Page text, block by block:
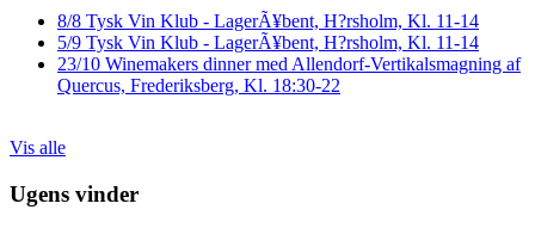
8/8 Tysk Vin Klub - LagerÃ¥bent, H?rsholm, Kl. 11-14
5/9 Tysk Vin Klub - LagerÃ¥bent, H?rsholm, Kl. 11-14
23/10 Winemakers dinner med Allendorf-Vertikalsmagning af
Quercus, Frederiksberg, Kl. 18:30-22
Vis alle
Ugens vinder